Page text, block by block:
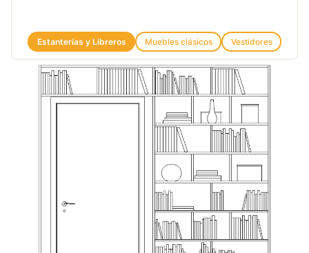
Estanterías y Libreros Muebles clásicos Vestidores